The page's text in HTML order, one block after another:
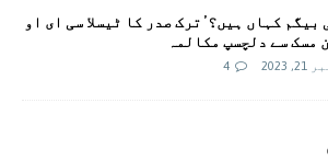
بیگم کہاں ہیں؟’ ترک صدر کا ٹیسلا سی ای او
مسک سے دلچسپ مکالمہ
2023
4